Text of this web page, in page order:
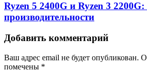
Ryzen 5 2400G и Ryzen 3
производительности
Добавить комментарий
Ваш адрес email не будет опубликован.
помечены *